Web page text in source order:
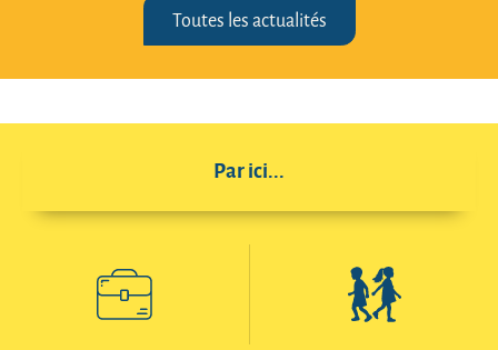
Toutes les actualités
Par ici...